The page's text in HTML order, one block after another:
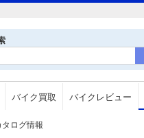
バイク買取 バイクレビュー
ログ情報